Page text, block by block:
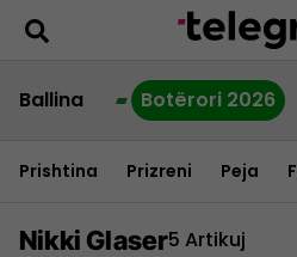
Ballina Botërori 2026
Prishtina Prizreni Peja
Nikki Glaser5 Artikuj